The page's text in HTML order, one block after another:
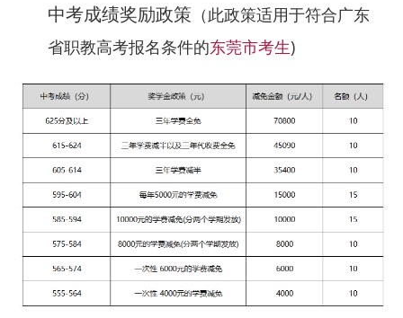
中考成绩奖励政策 （此政策适用于符合广东
省职教高考报名条件的东莞市考生)